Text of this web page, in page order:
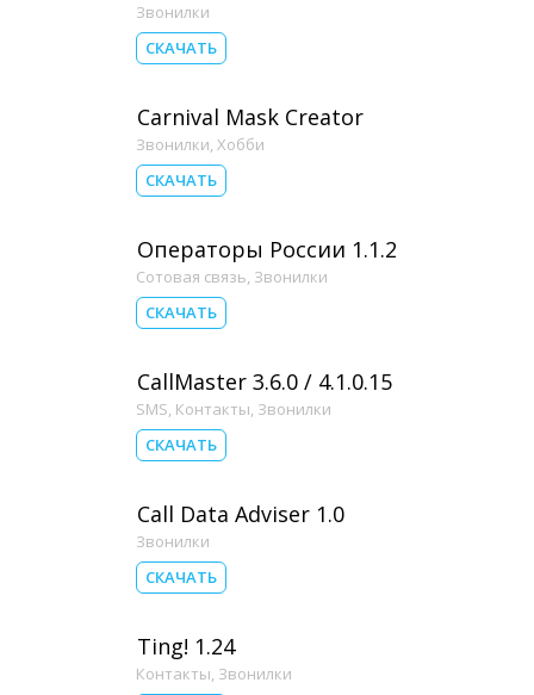
Звонилки
СКАЧАТЬ
Carnival Mask Creator
Звонилки, Хобби
СКАЧАТЬ
Операторы России 1.1.2
Сотовая связь, Звонилки
СКАЧАТЬ
CallMaster 3.6.0 / 4.1.0.15
SMS, Контакты, Звонилки
СКАЧАТЬ
Call Data Adviser 1.0
Звонилки
СКАЧАТЬ
Ting! 1.24
Контакты, Звонилки